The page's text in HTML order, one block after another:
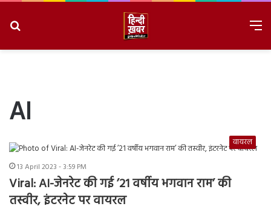
AI
वायरल
13 April 2023 - 3:59 PM
Viral: AI-जेनरेट की गई ’21 वर्षीय भगवान राम’ की
तस्वीर, इंटरनेट पर वायरल